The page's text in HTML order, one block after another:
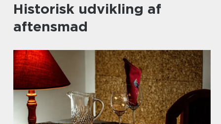
Historisk udvikling af
aftensmad